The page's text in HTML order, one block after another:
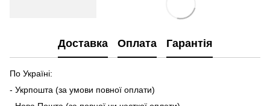
Доставка Оплата Гарантія
По Україні:
- Укрпошта (за умови повної оплати)